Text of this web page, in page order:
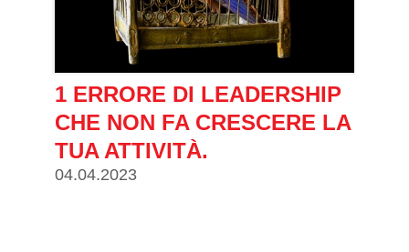
1 ERRORE DI LEADERSHIP
CHE NON FA CRESCERE LA
TUA ATTIVITÀ.
04.04.2023